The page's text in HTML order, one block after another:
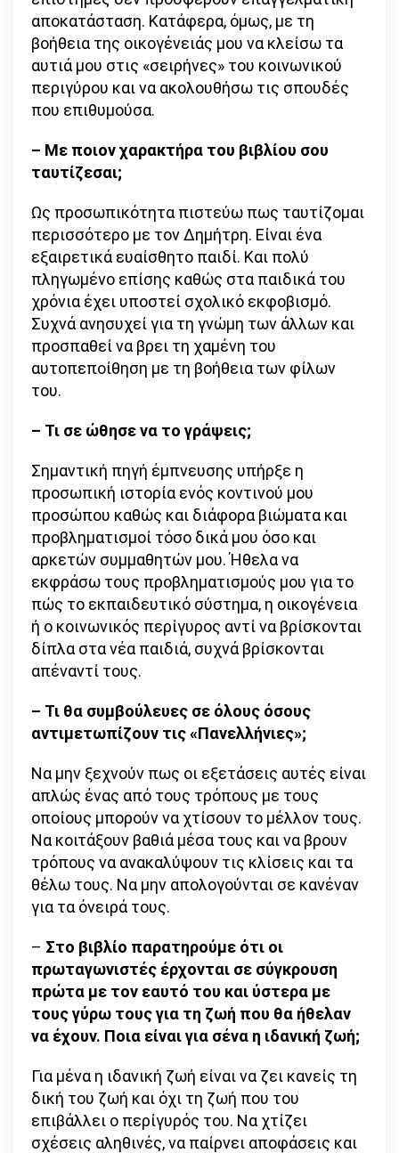
αποκατάσταση. Κατάφερα, όμως, με τη
βοήθεια της οικογένειάς μου να κλείσω τα
αυτιά μου στις «σειρήνες» του κοινωνικού
περιγύρου και να ακολουθήσω τις σπουδές
που επιθυμούσα.
– Με ποιον χαρακτήρα του βιβλίου σου
ταυτίζεσαι;
Ως προσωπικότητα πιστεύω πως ταυτίζομαι
περισσότερο με τον Δημήτρη. Είναι ένα
εξαιρετικά ευαίσθητο παιδί. Και πολύ
πληγωμένο επίσης καθώς στα παιδικά του
χρόνια έχει υποστεί σχολικό εκφοβισμό.
Συχνά ανησυχεί για τη γνώμη των άλλων και
προσπαθεί να βρει τη χαμένη του
αυτοπεποίθηση με τη βοήθεια των φίλων
του.
– Τι σε ώθησε να το γράψεις;
Σημαντική πηγή έμπνευσης υπήρξε η
προσωπική ιστορία ενός κοντινού μου
προσώπου καθώς και διάφορα βιώματα και
προβληματισμοί τόσο δικά μου όσο και
αρκετών συμμαθητών μου. Ήθελα να
εκφράσω τους προβληματισμούς μου για το
πώς το εκπαιδευτικό σύστημα, η οικογένεια
ή ο κοινωνικός περίγυρος αντί να βρίσκονται
δίπλα στα νέα παιδιά, συχνά βρίσκονται
απέναντί τους.
– Τι θα συμβούλευες σε όλους όσους
αντιμετωπίζουν τις «Πανελλήνιες»;
Να μην ξεχνούν πως οι εξετάσεις αυτές είναι
απλώς ένας από τους τρόπους με τους
οποίους μπορούν να χτίσουν το μέλλον τους.
Να κοιτάξουν βαθιά μέσα τους και να βρουν
τρόπους να ανακαλύψουν τις κλίσεις και τα
θέλω τους. Να μην απολογούνται σε κανέναν
για τα όνειρά τους.
– Στο βιβλίο παρατηρούμε ότι οι
πρωταγωνιστές έρχονται σε σύγκρουση
πρώτα με τον εαυτό του και ύστερα με
τους γύρω τους για τη ζωή που θα ήθελαν
να έχουν. Ποια είναι για σένα η ιδανική ζωή;
Για μένα η ιδανική ζωή είναι να ζει κανείς τη
δική του ζωή και όχι τη ζωή που του
επιβάλλει ο περίγυρός του. Να χτίζει
σχέσεις αληθινές, να παίρνει αποφάσεις και